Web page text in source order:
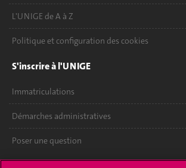
L'UNIGE de A à Z
Politique et configuration des cookies
S'inscrire à l'UNIGE
Immatriculations
Démarches administratives
Poser une question